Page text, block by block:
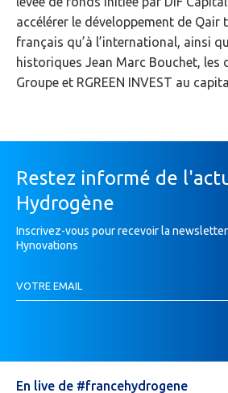
accélérer le développement de Qair
français qu’à l’international, ainsi
historiques Jean Marc Bouchet, les
Groupe et RGREEN INVEST au
Restez informé de
Hydrogène
Inscrivez-vous pour recevoir la
Hynovations
Newsletter
VOTRE EMAIL
Si
un
humain,
En live de #francehydrogene